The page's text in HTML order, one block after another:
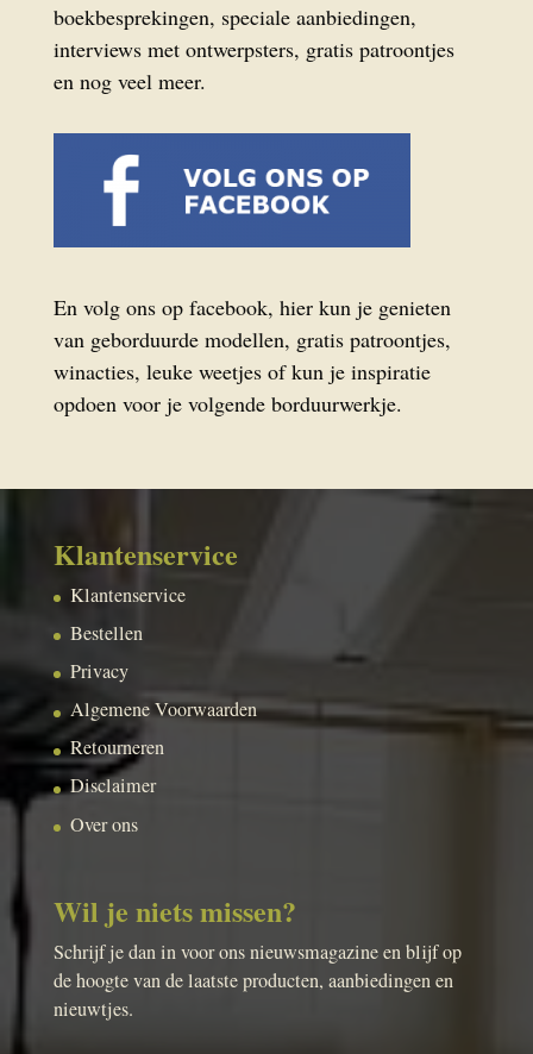
boekbesprekingen, speciale aanbiedingen,
interviews met ontwerpsters, gratis patroontjes
en nog veel meer.
En volg ons op facebook, hier kun je genieten
van geborduurde modellen, gratis patroontjes,
winacties, leuke weetjes of kun je inspiratie
opdoen voor je volgende borduurwerkje.
Klantenservice
Klantenservice
Bestellen
Privacy
Algemene Voorwaarden
Retourneren
Disclaimer
Over ons
Wil je niets missen?
Schrijf je dan in voor ons nieuwsmagazine en blijf op
de hoogte van de laatste producten, aanbiedingen en
nieuwtjes.